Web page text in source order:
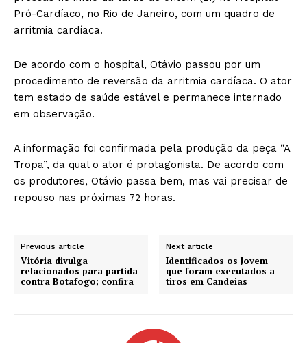
Pró-Cardíaco, no Rio de Janeiro, com um quadro de
arritmia cardíaca.
De acordo com o hospital, Otávio passou por um
procedimento de reversão da arritmia cardíaca. O ator
tem estado de saúde estável e permanece internado
em observação.
A informação foi confirmada pela produção da peça “A
Tropa”, da qual o ator é protagonista. De acordo com
os produtores, Otávio passa bem, mas vai precisar de
repouso nas próximas 72 horas.
Previous article
Vitória divulga
relacionados para partida
contra Botafogo; confira
Next article
Identificados os Jovem
que foram executados a
tiros em Candeias